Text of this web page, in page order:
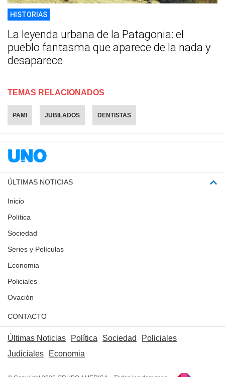
HISTORIAS
La leyenda urbana de la Patagonia: el
pueblo fantasma que aparece de la nada y
desaparece
TEMAS RELACIONADOS
PAMI JUBILADOS DENTISTAS
ÚLTIMAS NOTICIAS
Inicio
Política
Sociedad
Series y Películas
Economia
Policiales
Ovación
CONTACTO
Últimas Noticias Política Sociedad
Policiales
Judiciales
Economia